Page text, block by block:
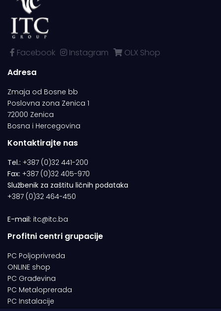
Facebook Instagram
OLX Shop
Adresa
Zmaja od Bosne bb
Poslovna zona Zenica 1
72000 Zenica
Bosna i Hercegovina
Kontaktirajte nas
Tel.: +387 (0)32 441-200
Fax: +387 (0)32 405-970
Službenik za zaštitu ličnih podataka
+387 (0)32 464-450
E-mail: itc@itc.ba
Profitni centri grupacije
PC Poljoprivreda
ONLINE shop
PC Građevina
PC Metaloprerada
PC Instalacije